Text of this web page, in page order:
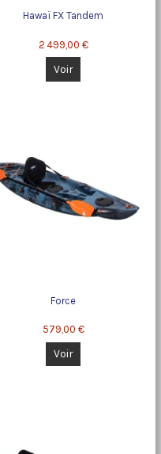
Hawaï FX Tandem
2 499,00 €
Voir
Force
579,00 €
Voir